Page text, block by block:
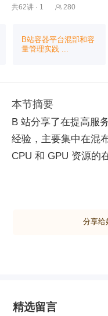
共62讲 · 1  280
B站容器平台混部和容
量管理实践 ...
本节摘要
B 站分享了在提高服
经验，主要集中在混
CPU 和 GPU 资源的
调度和隔离技术确保
盘资源通过内核参数
错峰使用，减少对在
缩，并实现策略优先
分享给
精选留言